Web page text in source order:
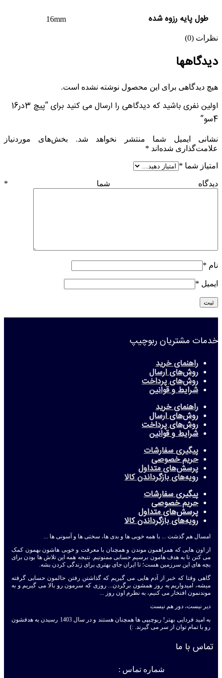
طول پایه رزوه شده 16mm
نظرات (0)
دیدگاهها
هیچ دیدگاهی برای این محصول نوشته نشده است.
اولین نفری باشید که دیدگاهی را ارسال می کنید برای “پیچ 3در16
4سو”
نشانی ایمیل شما منتشر نخواهد شد.
بخش‌های موردنیاز
علامت‌گذاری شده‌اند *
امتیاز شما *
دیدگاه شما *
نام *
ایمیل *
خدمات مشتریان ربوچیپ
راهنمای خرید
روش‌های ارسال
روش‌های پرداخت
شرایط و قوانین
راهنمای خرید
روش‌های ارسال
روش‌های پرداخت
شرایط و قوانین
پیگیری سفارشات
حریم خصوصی
پرسش‌های متداول
رویه‌های بازگرداندن کالا
پیگیری سفارشات
حریم خصوصی
پرسش‌های متداول
رویه‌های بازگرداندن کالا
امسال هم گذشت ... با همه خوبی ها و بدی ها، سختی ها و آسونی ها ...
از اون هایی که همراهمون موندن و همچنان با معرفت و خوبی هاشون بهمون کمک
می کنن تا به هدف هامون برسیم حسابی ممنونیم. نتیجه همه این تلاش ها بودن برای
بچه های این سرزمین هست؛ تا ایران جای بهتری برای زندگی کردن بشه.
گاهی وقتا که خبر از آدم هایی می گیریم که گذاشتن رفتن حالمون حسابی گرفته
میشه، امیدواریم یه روز همشون برگردن... روزی که سرمون رو بالا می گیریم و به
موندنمون افتخار می کنیم، به نظرم اون روز ...
دیر نیست، دور هم نیست
به امید فردایی بهتر! ربوچیپی ها همچنان هستند و در سال 1403 رسیدن به هدفشون
رو با تمام توان از سر می گیرند. :)
تماس با ما
شماره تماس :